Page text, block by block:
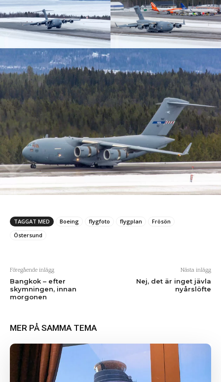
TAGGAT MED Boeing flygfoto flygplan
Frösön
Östersund
Föregående inlägg
Bangkok – efter
skymningen, innan
morgonen
Nästa inlägg
Nej, det är inget jävla
nyårslöfte
MER PÅ SAMMA TEMA